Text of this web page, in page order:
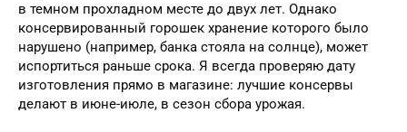
в темном прохладном месте до двух лет. Однако
консервированный горошек хранение которого было
нарушено (например, банка стояла на солнце), может
испортиться раньше срока. Я всегда проверяю дату
изготовления прямо в магазине: лучшие консервы
делают в июне-июле, в сезон сбора урожая.